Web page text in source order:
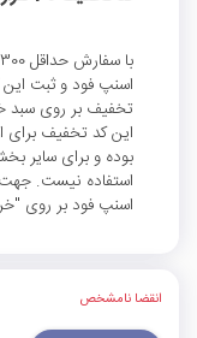
تخفیف بر روی سبد
این کد تخفیف برای
بوده و برای سایر
استفاده نیست.
اسنپ فود بر روی
انقضا نامشخص